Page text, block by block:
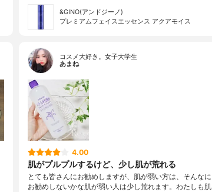
&GINO(アンドジーノ)
プレミアムフェイスエッセンス アクアモイス
コスメ大好き。女子大学生
あまね
4.00
肌がプルプルするけど、少し肌が荒れる
とても皆さんにお勧めしますが、肌が弱い方は、そんなに
お勧めしないかな肌が弱い人は少し荒れます。わたしも肌